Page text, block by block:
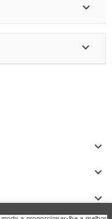




